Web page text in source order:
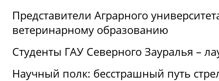
Представители Аграрного
ветеринарному образованию
Студенты ГАУ Северного Зауралья –
Научный полк: бесстрашный путь